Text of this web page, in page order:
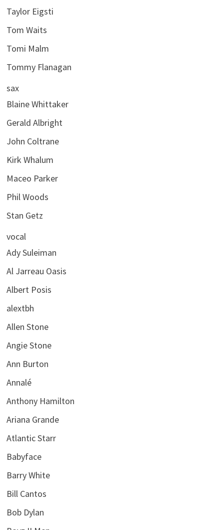
Taylor Eigsti
Tom Waits
Tomi Malm
Tommy Flanagan
sax
Blaine Whittaker
Gerald Albright
John Coltrane
Kirk Whalum
Maceo Parker
Phil Woods
Stan Getz
vocal
Ady Suleiman
Al Jarreau Oasis
Albert Posis
alextbh
Allen Stone
Angie Stone
Ann Burton
Annalé
Anthony Hamilton
Ariana Grande
Atlantic Starr
Babyface
Barry White
Bill Cantos
Bob Dylan